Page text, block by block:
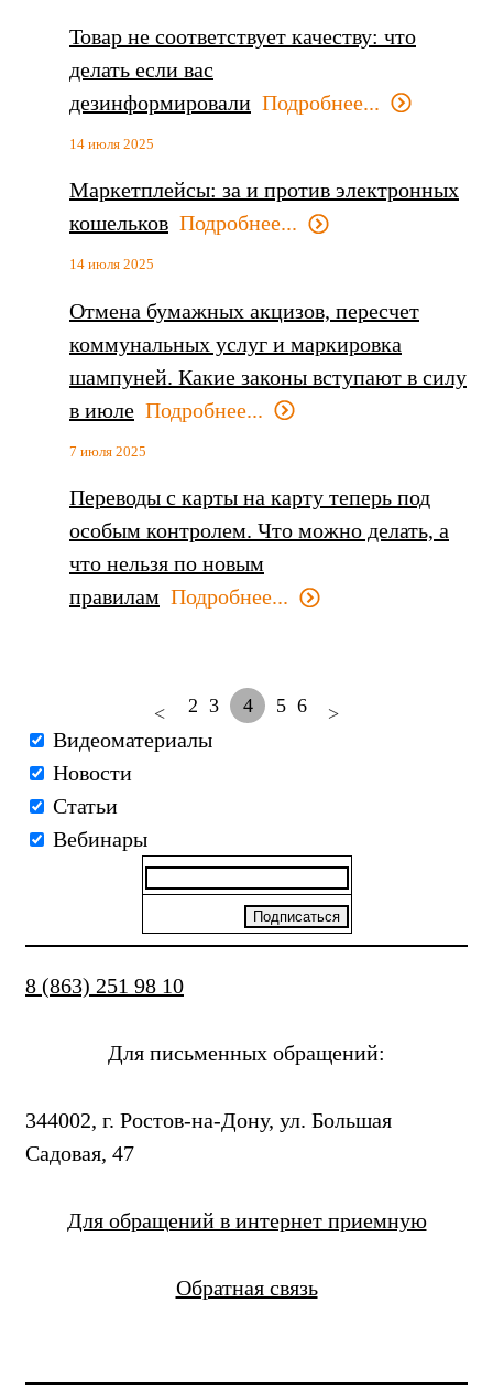
Товар не соответствует качеству: что
делать если вас
дезинформировали Подробнее...
14 июля 2025
Маркетплейсы: за и против электронных
кошельков Подробнее...
14 июля 2025
Отмена бумажных акцизов, пересчет
коммунальных услуг и маркировка
шампуней. Какие законы вступают в силу
в июле Подробнее...
7 июля 2025
Переводы с карты на карту теперь под
особым контролем. Что можно делать, а
что нельзя по новым
правилам Подробнее...
< 2 3 4 5 6 >
Видеоматериалы
Новости
Статьи
Вебинары
8 (863) 251 98 10
Для письменных обращений:
344002, г. Ростов-на-Дону, ул. Большая
Садовая, 47
Для обращений в интернет приемную
Обратная связь